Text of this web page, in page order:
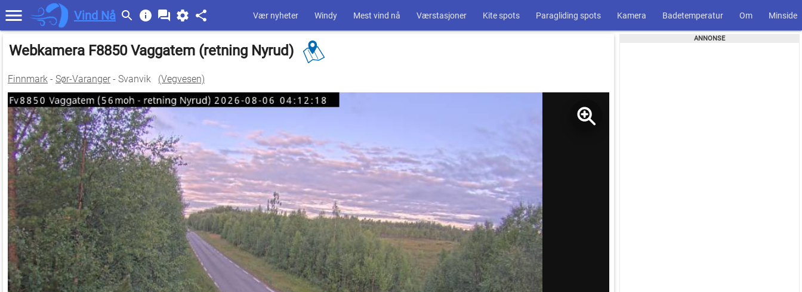
Vind Nå Vær nyheter Windy Mest vind nå Værstasjoner Kite spots Paragliding spots Kamera Badetemperatur Om Minside
Webkamera F8850 Vaggatem (retning Nyrud)
Finnmark - Sør-Varanger - Svanvik (Vegvesen)